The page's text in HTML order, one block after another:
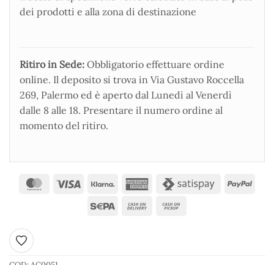
dei prodotti e alla zona di destinazione
Ritiro in Sede: Obbligatorio effettuare ordine
online. Il deposito si trova in Via Gustavo Roccella
269, Palermo ed è aperto dal Lunedì al Venerdì
dalle 8 alle 18. Presentare il numero ordine al
momento del ritiro.
Aggiungi ai preferiti